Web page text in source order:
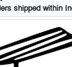
shipped within